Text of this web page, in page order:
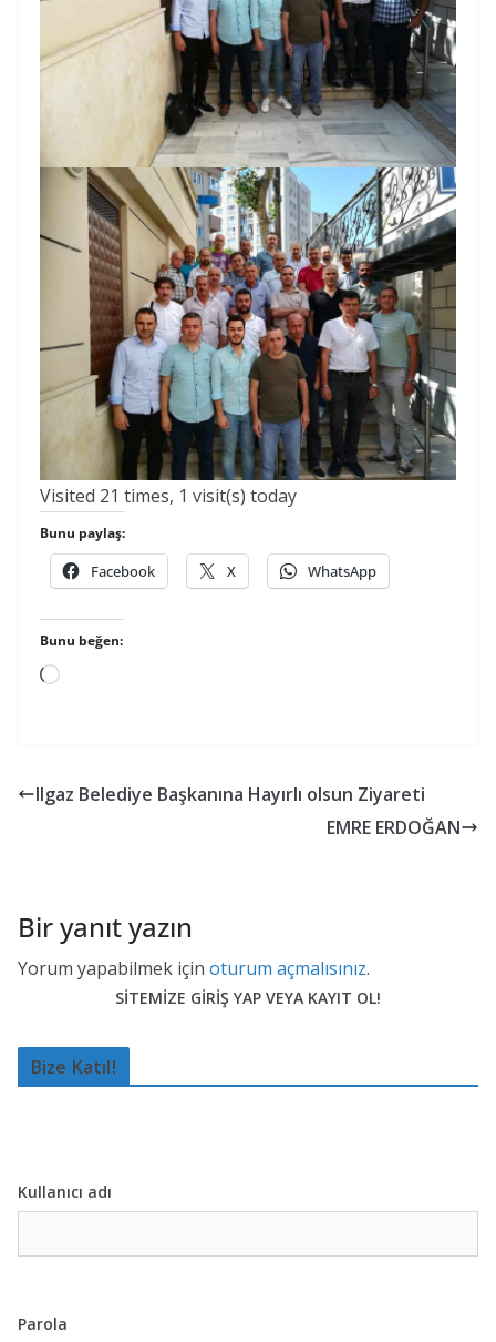
Visited 21 times, 1 visit(s) today
Bunu paylaş:
Facebook X WhatsApp
Bunu beğen:
Yükleniyor...
Ilgaz Belediye Başkanına Hayırlı olsun Ziyareti
EMRE ERDOĞAN
Bir yanıt yazın
Yorum yapabilmek için oturum açmalısınız.
SİTEMİZE GİRİŞ YAP VEYA KAYIT OL!
Bize Katıl!
Kullanıcı adı
Parola